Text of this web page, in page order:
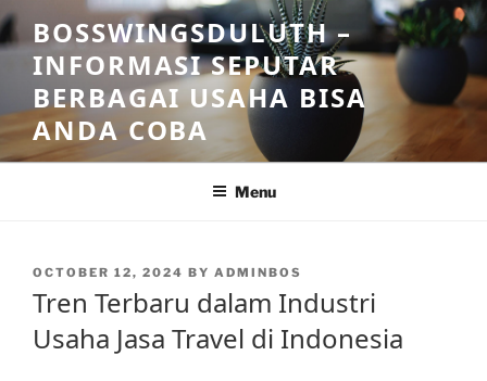
Skip
to
content
BOSSWINGSDULUTH –
INFORMASI SEPUTAR
BERBAGAI USAHA BISA
ANDA COBA
Menu
POSTED
OCTOBER 12, 2024 BY ADMINBOS
Tren Terbaru dalam Industri
Usaha Jasa Travel di Indonesia